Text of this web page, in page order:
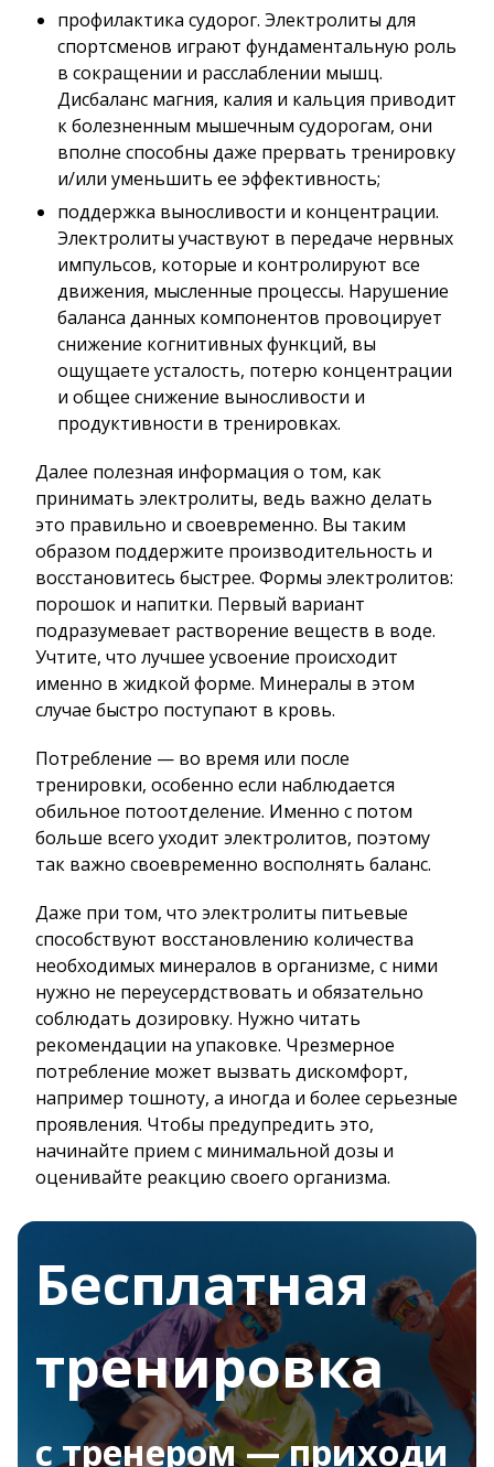
профилактика судорог. Электролиты для
спортсменов играют фундаментальную роль
в сокращении и расслаблении мышц.
Дисбаланс магния, калия и кальция приводит
к болезненным мышечным судорогам, они
вполне способны даже прервать тренировку
и/или уменьшить ее эффективность;
поддержка выносливости и концентрации.
Электролиты участвуют в передаче нервных
импульсов, которые и контролируют все
движения, мысленные процессы. Нарушение
баланса данных компонентов провоцирует
снижение когнитивных функций, вы
ощущаете усталость, потерю концентрации
и общее снижение выносливости и
продуктивности в тренировках.
Далее полезная информация о том, как
принимать электролиты, ведь важно делать
это правильно и своевременно. Вы таким
образом поддержите производительность и
восстановитесь быстрее. Формы электролитов:
порошок и напитки. Первый вариант
подразумевает растворение веществ в воде.
Учтите, что лучшее усвоение происходит
именно в жидкой форме. Минералы в этом
случае быстро поступают в кровь.
Потребление — во время или после
тренировки, особенно если наблюдается
обильное потоотделение. Именно с потом
больше всего уходит электролитов, поэтому
так важно своевременно восполнять баланс.
Даже при том, что электролиты питьевые
способствуют восстановлению количества
необходимых минералов в организме, с ними
нужно не переусердствовать и обязательно
соблюдать дозировку. Нужно читать
рекомендации на упаковке. Чрезмерное
потребление может вызвать дискомфорт,
например тошноту, а иногда и более серьезные
проявления. Чтобы предупредить это,
начинайте прием с минимальной дозы и
оценивайте реакцию своего организма.
Бесплатная
тренировка
с тренером — приходи